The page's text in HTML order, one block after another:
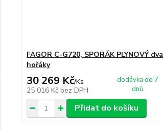
FAGOR C-G720, SPORÁK PLYNOVÝ dva
hořáky
30 269 Kč/Ks
25 016 Kč bez DPH
dodávka do 7
dnů
Přidat do košíku